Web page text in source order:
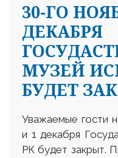
30-ГО
ДЕКАБРЯ
МУЗЕЙ
БУДЕТ
Уважаемые гости
и 1 декабря
РК будет закрыт.